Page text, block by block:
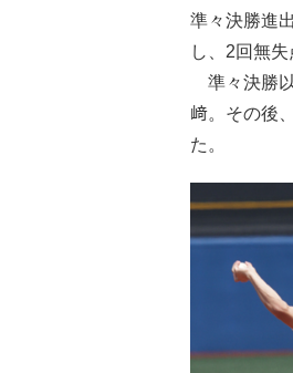
準々決勝進
し、2回無失
準々決勝
﨑。その後
た。